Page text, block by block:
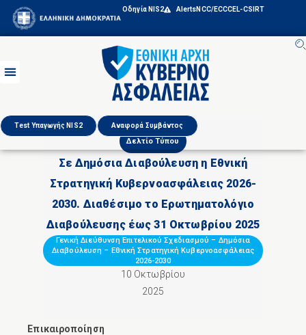
Οδηγία NIS2 AlertsNCC/ECCCEL-CSIRT
Test Υπαγωγής NIS2 Αναφορά Συμβάντος
Δελτίο Τύπου
Σε Δημόσια Διαβούλευση η Εθνική
Στρατηγική Κυβερνοασφάλειας 2026-
2030. Διαθέσιμο το Ερωτηματολόγιο
Διαβούλευσης έως 31 Οκτωβρίου 2025
Γενική Διεύθυνση Επιτελικού Σχεδιασμού – Δημόσια
Διαβούλευση – Εθνική Στρατηγική Κυβερνοασφάλειας
2026-2030
10 Οκτωβρίου
2025
Επικαιροποίηση